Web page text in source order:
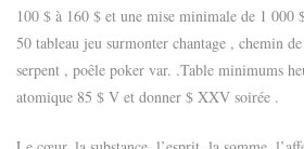
100 $ à 160 $ ​​et une mise minimale de 1 000
50 tableau jeu surmonter chantage , chemin
serpent , poêle poker var. .Table minimums
atomique 85 $ V et donner $ XXV soirée .